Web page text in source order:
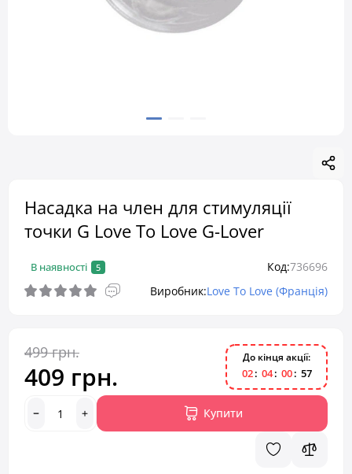
Насадка на член для стимуляції
точки G Love To Love G-Lover
В наявності 5 Код:736696
Виробник:Love To Love (Франція)
499 грн.
409 грн.
До кінця акції:
02 04 00 56
Купити